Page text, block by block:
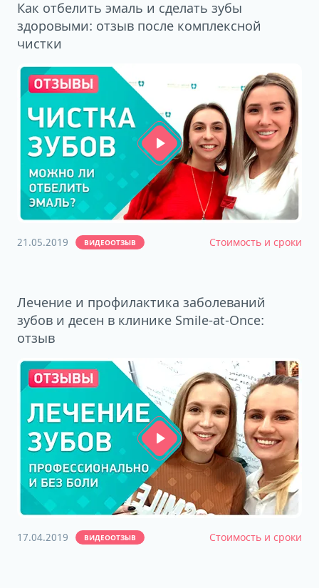
Как отбелить эмаль и сделать зубы
здоровыми: отзыв после комплексной
чистки
21.05.2019 ВИДЕООТЗЫВ Стоимость и сроки
Лечение и профилактика заболеваний
зубов и десен в клинике Smile-at-Once:
отзыв
17.04.2019 ВИДЕООТЗЫВ Стоимость и сроки